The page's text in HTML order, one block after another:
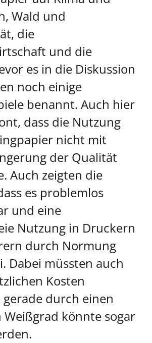
Wald und
die
und die
es in die Diskussion
noch einige
benannt. Auch hier
dass die Nutzung
nicht mit
der Qualität
Auch zeigten die
es problemlos
und eine
Nutzung in Druckern
durch Normung
Dabei müssten auch
Kosten
durch einen
Weißgrad könnte sogar